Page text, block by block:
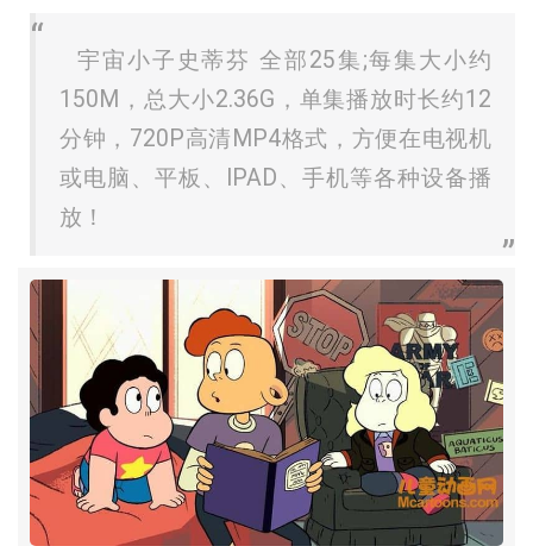
宇宙小子史蒂芬 全部25集;每集大小约
150M，总大小2.36G，单集播放时长约12
分钟，720P高清MP4格式，方便在电视机
或电脑、平板、IPAD、手机等各种设备播
放！